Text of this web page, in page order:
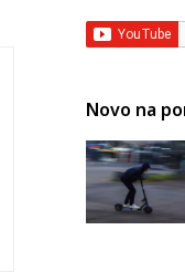
Novo na